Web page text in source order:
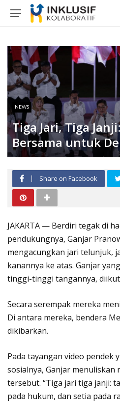
NEWS
Tiga Jari, Tiga
Bersama untuk
Share on Facebook
JAKARTA — Berdiri tegak di
pendukungnya, Ganjar
mengacungkan jari telunjuk,
kanannya ke atas. Ganjar
tinggi-tinggi tangannya,
Secara serempak mereka
Di antara mereka, bendera
dikibarkan.
Pada tayangan video pendek
sosialnya, Ganjar menuliskan
tersebut. “Tiga jari tiga janji:
pada hukum, dan setia pada